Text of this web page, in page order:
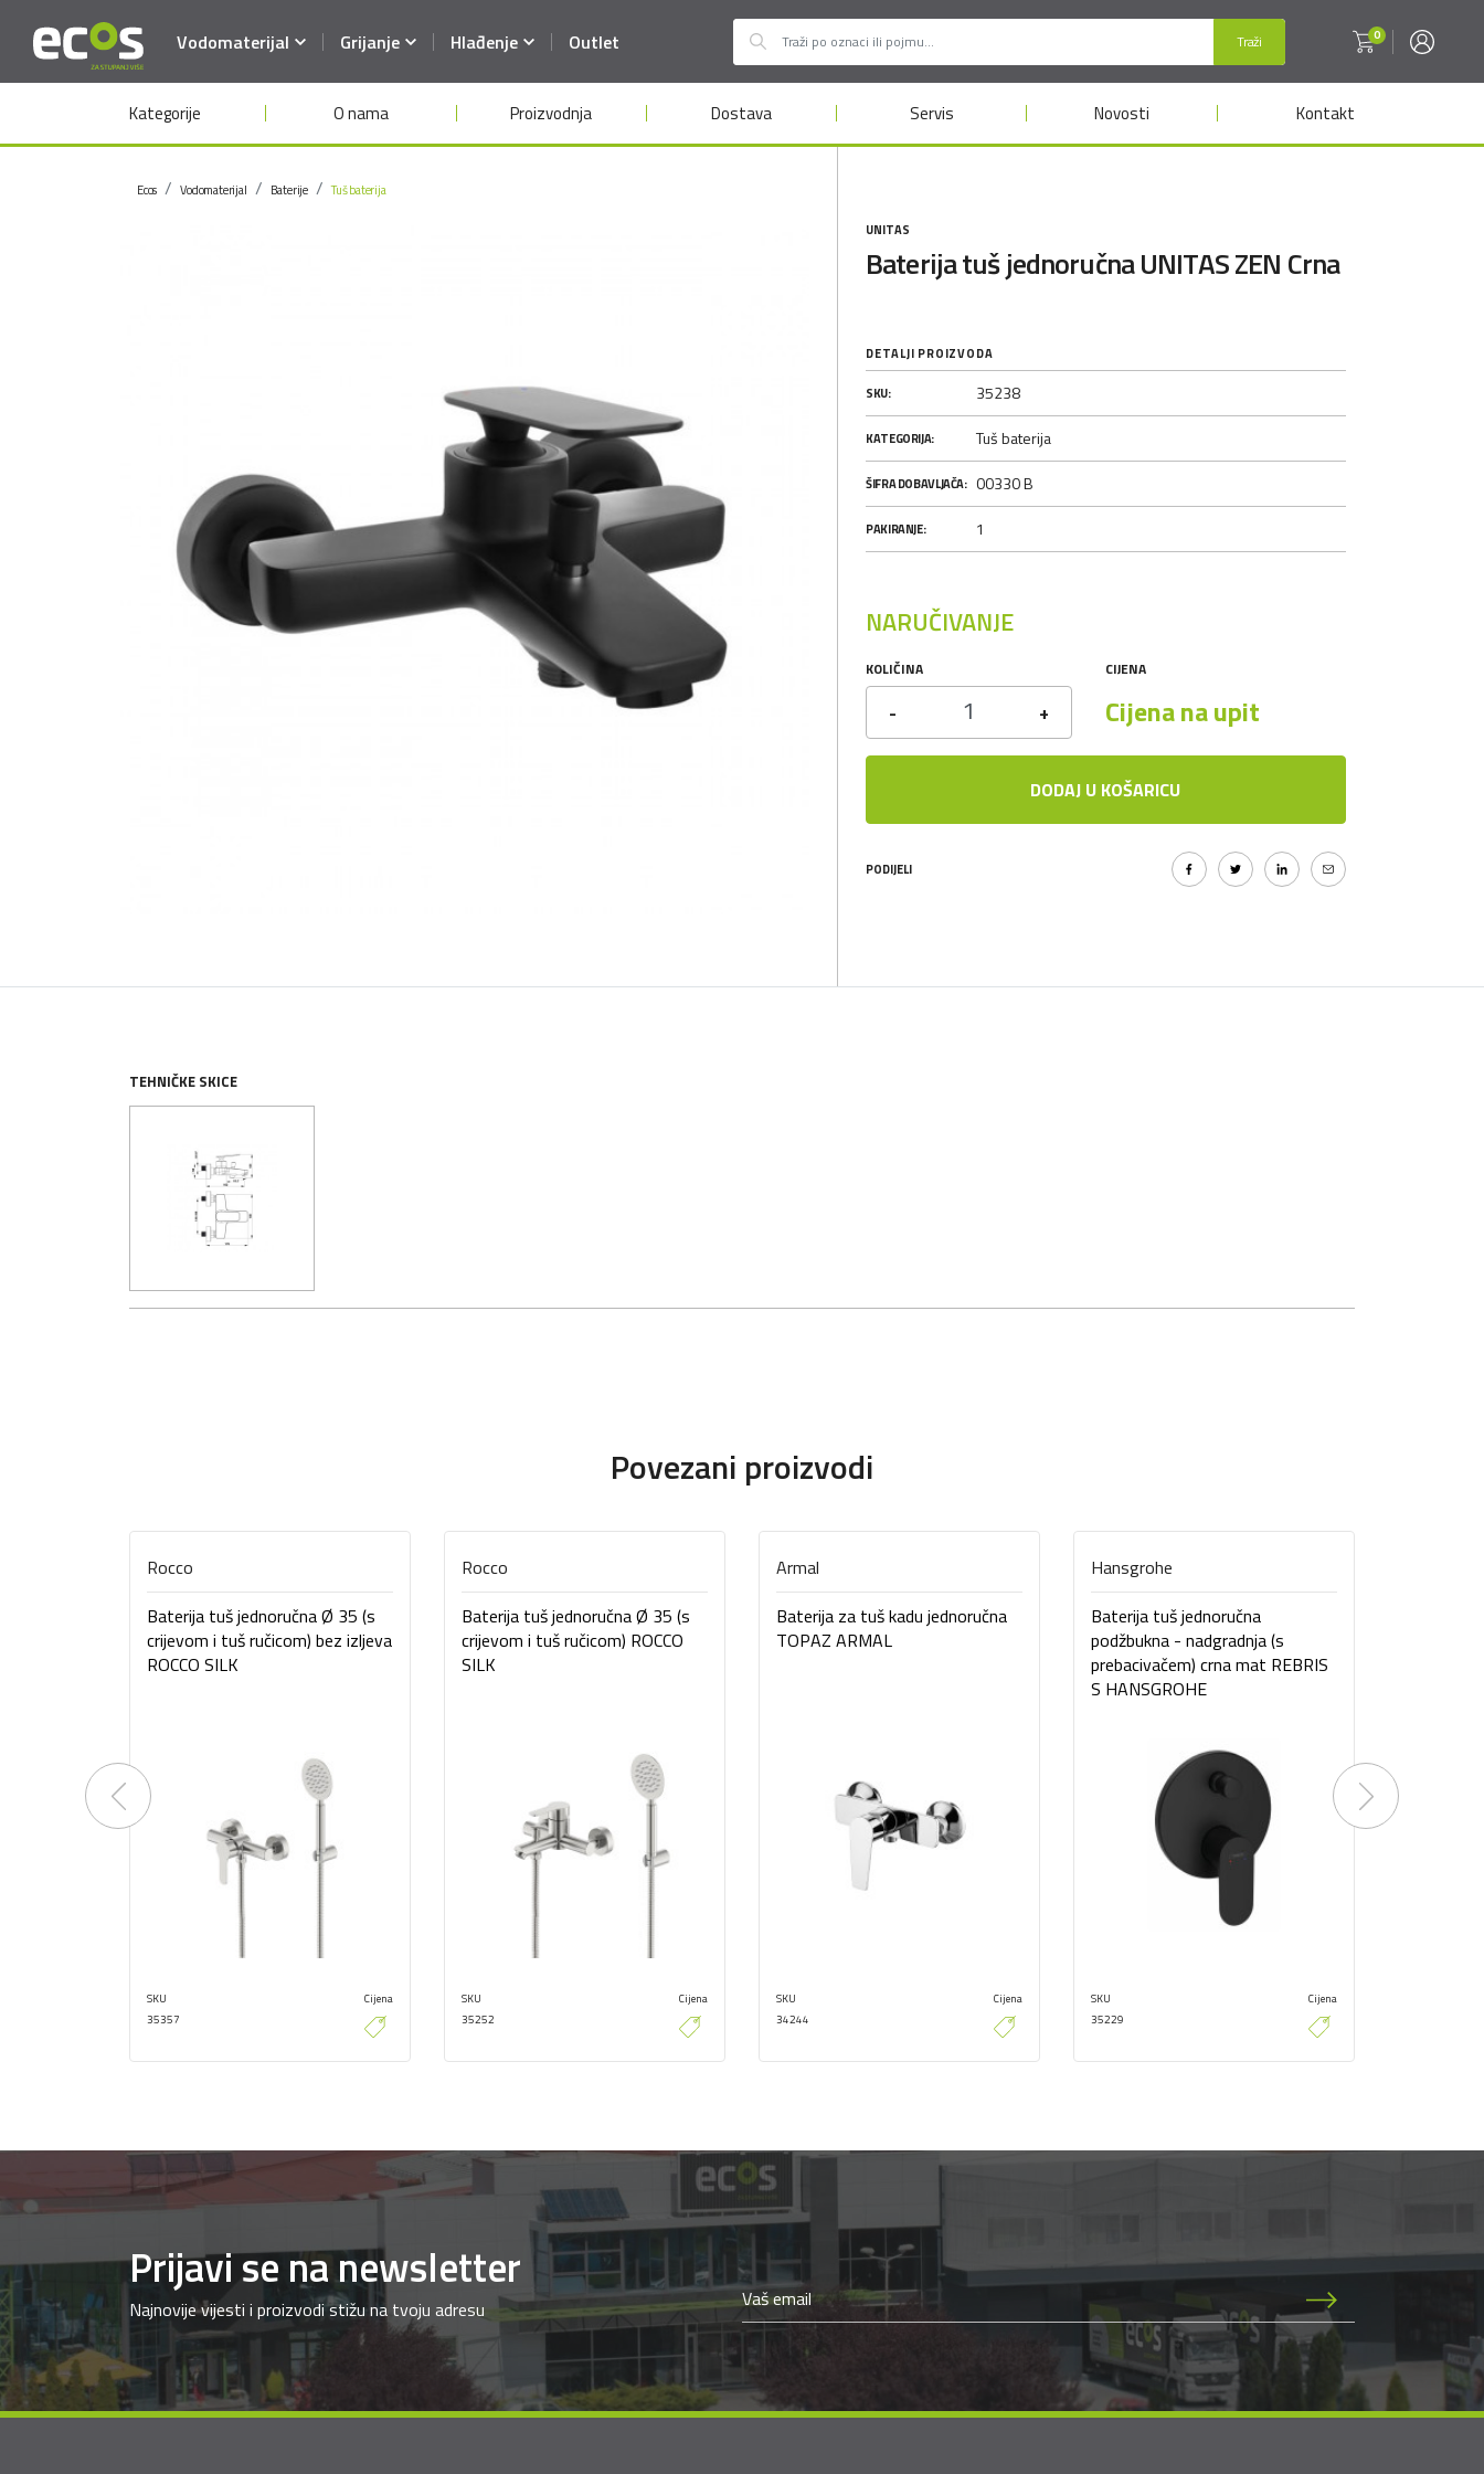
Traži 0
Vodomaterijal Grijanje Hlađenje Outlet
Kategorije O nama Proizvodnja Dostava Servis Novosti Kontakt
Ecos Vodomaterijal Baterije Tuš baterija
UNITAS
Baterija tuš jednoručna UNITAS ZEN Crna
DETALJI PROIZVODA
SKU: 35238
KATEGORIJA: Tuš baterija
ŠIFRA DOBAVLJAČA: 00330 B
PAKIRANJE: 1
NARUČIVANJE
KOLIČINA
- +
CIJENA
Cijena na upit
DODAJ U KOŠARICU
PODIJELI
TEHNIČKE SKICE
Povezani proizvodi
Rocco
Baterija tuš jednoručna Ø 35 (s
crijevom i tuš ručicom) bez izljeva
ROCCO SILK
SKU
35357
Cijena
Rocco
Baterija tuš jednoručna Ø 35 (s
crijevom i tuš ručicom) ROCCO
SILK
SKU
35252
Cijena
Armal
Baterija za tuš kadu jednoručna
TOPAZ ARMAL
SKU
34244
Cijena
Hansgrohe
Baterija tuš jednoručna
podžbukna - nadgradnja (s
prebacivačem) crna mat REBRIS
S HANSGROHE
SKU
35229
Cijena
Previous Next
Prijavi se na newsletter
Najnovije vijesti i proizvodi stižu na tvoju adresu